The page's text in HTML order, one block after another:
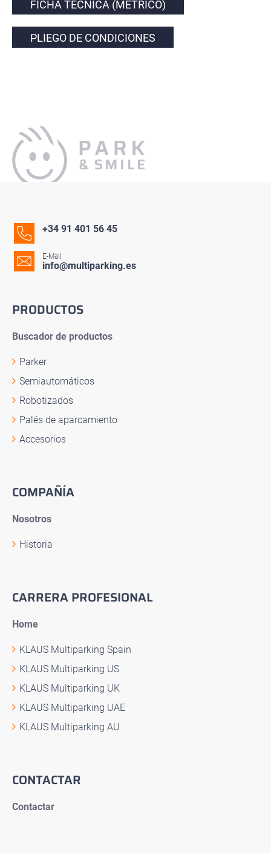
FICHA TÉCNICA (MÉTRICO)
PLIEGO DE CONDICIONES
+34 91 401 56 45
E-Mail
info@multiparking.es
PRODUCTOS
Buscador de productos
Parker
Semiautomáticos
Robotizados
Palés de aparcamiento
Accesorios
COMPAÑÍA
Nosotros
Historia
CARRERA PROFESIONAL
Home
KLAUS Multiparking Spain
KLAUS Multiparking US
KLAUS Multiparking UK
KLAUS Multiparking UAE
KLAUS Multiparking AU
CONTACTAR
Contactar